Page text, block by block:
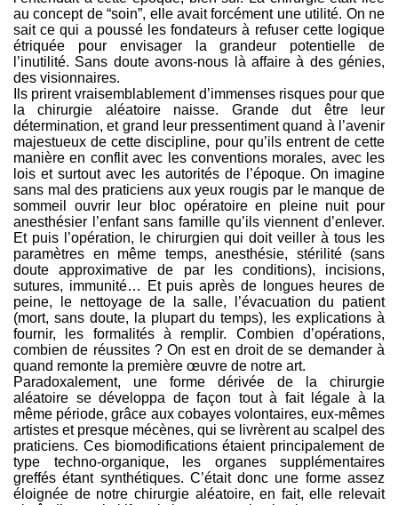
au concept de “soin”, elle avait forcément une utilité. On ne
sait ce qui a poussé les fondateurs à refuser cette logique
étriquée pour envisager la grandeur potentielle de
l’inutilité. Sans doute avons-nous là affaire à des génies,
des visionnaires.
Ils prirent vraisemblablement d’immenses risques pour que
la chirurgie aléatoire naisse. Grande dut être leur
détermination, et grand leur pressentiment quand à l’avenir
majestueux de cette discipline, pour qu’ils entrent de cette
manière en conflit avec les conventions morales, avec les
lois et surtout avec les autorités de l’époque. On imagine
sans mal des praticiens aux yeux rougis par le manque de
sommeil ouvrir leur bloc opératoire en pleine nuit pour
anesthésier l’enfant sans famille qu’ils viennent d’enlever.
Et puis l’opération, le chirurgien qui doit veiller à tous les
paramètres en même temps, anesthésie, stérilité (sans
doute approximative de par les conditions), incisions,
sutures, immunité… Et puis après de longues heures de
peine, le nettoyage de la salle, l’évacuation du patient
(mort, sans doute, la plupart du temps), les explications à
fournir, les formalités à remplir. Combien d’opérations,
combien de réussites ? On est en droit de se demander à
quand remonte la première œuvre de notre art.
Paradoxalement, une forme dérivée de la chirurgie
aléatoire se développa de façon tout à fait légale à la
même période, grâce aux cobayes volontaires, eux-mêmes
artistes et presque mécènes, qui se livrèrent au scalpel des
praticiens. Ces biomodifications étaient principalement de
type techno-organique, les organes supplémentaires
greffés étant synthétiques. C’était donc une forme assez
éloignée de notre chirurgie aléatoire, en fait, elle relevait